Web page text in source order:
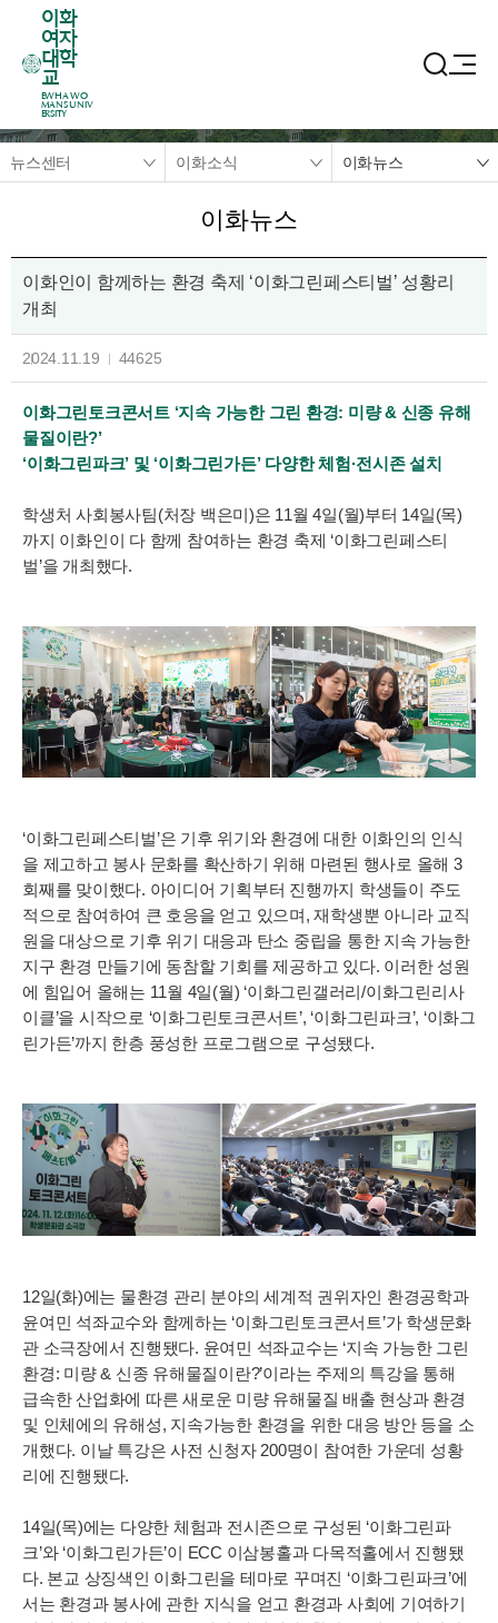
이화
여자
대학
교
EWHA WO
MANS UNIV
ERSITY
뉴스센터 이화소식 이화뉴스
이화뉴스
이화인이 함께하는 환경 축제 ‘이화그린페스티벌’ 성황리
개최
2024.11.19 44625
이화그린토크콘서트 ‘지속 가능한 그린 환경: 미량 & 신종 유해
물질이란?’
‘이화그린파크’ 및 ‘이화그린가든’ 다양한 체험·전시존 설치
학생처 사회봉사팀(처장 백은미)은 11월 4일(월)부터 14일(목)
까지 이화인이 다 함께 참여하는 환경 축제 ‘이화그린페스티
벌’을 개최했다.
‘이화그린페스티벌’은 기후 위기와 환경에 대한 이화인의 인식
을 제고하고 봉사 문화를 확산하기 위해 마련된 행사로 올해 3
회째를 맞이했다. 아이디어 기획부터 진행까지 학생들이 주도
적으로 참여하여 큰 호응을 얻고 있으며, 재학생뿐 아니라 교직
원을 대상으로 기후 위기 대응과 탄소 중립을 통한 지속 가능한
지구 환경 만들기에 동참할 기회를 제공하고 있다. 이러한 성원
에 힘입어 올해는 11월 4일(월) ‘이화그린갤러리/이화그린리사
이클’을 시작으로 ‘이화그린토크콘서트’, ‘이화그린파크’, ‘이화그
린가든’까지 한층 풍성한 프로그램으로 구성됐다.
12일(화)에는 물환경 관리 분야의 세계적 권위자인 환경공학과
윤여민 석좌교수와 함께하는 ‘이화그린토크콘서트’가 학생문화
관 소극장에서 진행됐다. 윤여민 석좌교수는 ‘지속 가능한 그린
환경: 미량 & 신종 유해물질이란?’이라는 주제의 특강을 통해
급속한 산업화에 따른 새로운 미량 유해물질 배출 현상과 환경
및 인체에의 유해성, 지속가능한 환경을 위한 대응 방안 등을 소
개했다. 이날 특강은 사전 신청자 200명이 참여한 가운데 성황
리에 진행됐다.
14일(목)에는 다양한 체험과 전시존으로 구성된 ‘이화그린파
크’와 ‘이화그린가든’이 ECC 이삼봉홀과 다목적홀에서 진행됐
다. 본교 상징색인 이화그린을 테마로 꾸며진 ‘이화그린파크’에
서는 환경과 봉사에 관한 지식을 얻고 환경과 사회에 기여하기